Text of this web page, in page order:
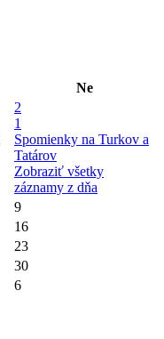
Ne
2
1
Spomienky na Turkov a
Tatárov
Zobraziť všetky
záznamy z dňa
9
16
23
30
6